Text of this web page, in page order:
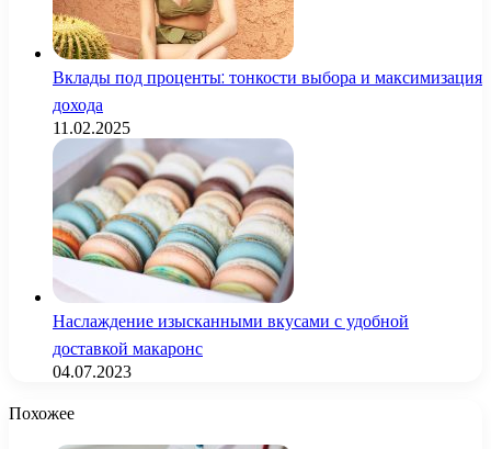
Вклады под проценты: тонкости выбора и максимизация
дохода
11.02.2025
Наслаждение изысканными вкусами с удобной
доставкой макаронс
04.07.2023
Похожее